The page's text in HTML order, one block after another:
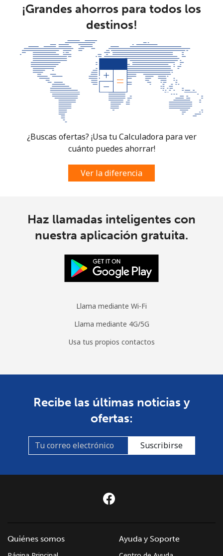
¡Grandes ahorros para todos los
destinos!
¿Buscas ofertas? ¡Usa tu Calculadora para ver
cuánto puedes ahorrar!
Ver la diferencia
Haz llamadas inteligentes con
nuestra aplicación gratuita.
Llama mediante Wi-Fi
Llama mediante 4G/5G
Usa tus propios contactos
Recibe las últimas noticias y
ofertas:
Suscribirse
Quiénes somos
Ayuda y Soporte